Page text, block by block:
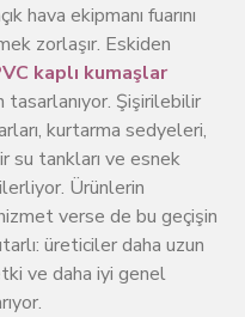
hava ekipmanı fuarını
zorlaşır. Eskiden
kaplı kumaşlar
Şişirilebilir
kurtarma sedyeleri,
su tankları ve esnek
Ürünlerin
verse de bu geçişin
üreticiler daha uzun
ve daha iyi genel